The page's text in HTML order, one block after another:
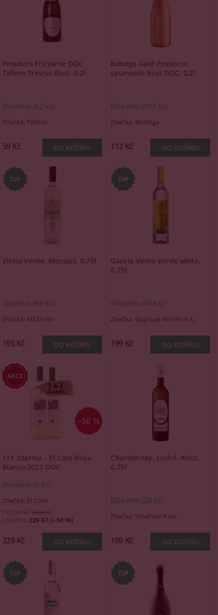
Prosecco Frizzante DOC
Tallero Treviso Brut, 0,2l
Skladem (62 ks)
Značka:Tallero
59 Kč
Bottega Gold Prosecco
spumante Brut DOC, 0,2l
Skladem (103 ks)
Značka: Bottega
112 Kč
Vinho Verde, Messias, 0,75l
Skladem (86 ks)
Značka: MESSIAS
195 Kč
Gazela Vinho Verde white,
0,75l
Skladem (43 ks)
Značka: Sogrape Vinhos S.A.
199 Kč
–50 %
1+1 zdarma - El Coto Rioja
Blanco 2023 DOC
Skladem (5 ks)
Značka: El Coto
Původně:458 Kč
Ušetříte: 229 Kč (–50 %)
229 Kč
Chardonnay, suché, Krist,
0,75l
Skladem (28 ks)
Značka: Vinařství Krist
109 Kč